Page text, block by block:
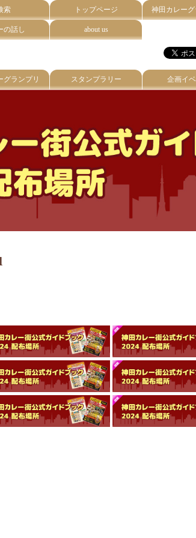
索 トップページ 神田カレー
の話し about us
グランプリ スタンプラリー 企画イ